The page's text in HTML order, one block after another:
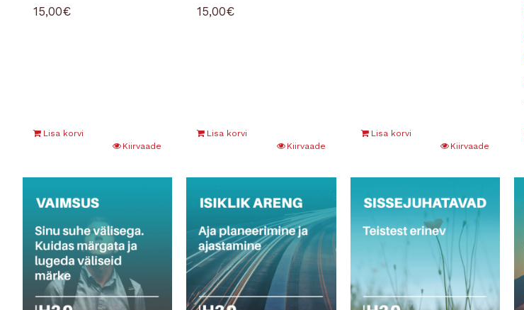
15,00€
Lisa korvi
Kiirvaade
15,00€
Lisa korvi
Kiirvaade
Lisa korvi
Kiirvaade